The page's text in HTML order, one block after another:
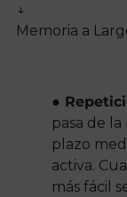
↓
Memoria a
●
pasa de
plazo
activa.
más fácil